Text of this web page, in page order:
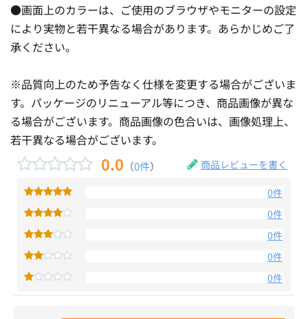
●画面上のカラーは、ご使用のブラウザやモニターの設定
により実物と若干異なる場合があります。あらかじめご了
承ください。
※品質向上のため予告なく仕様を変更する場合がございま
す。パッケージのリニューアル等につき、商品画像が異な
る場合がございます。商品画像の色合いは、画像処理上、
若干異なる場合がございます。
0.0 （0件） 商品レビューを書く
0件
0件
0件
0件
0件